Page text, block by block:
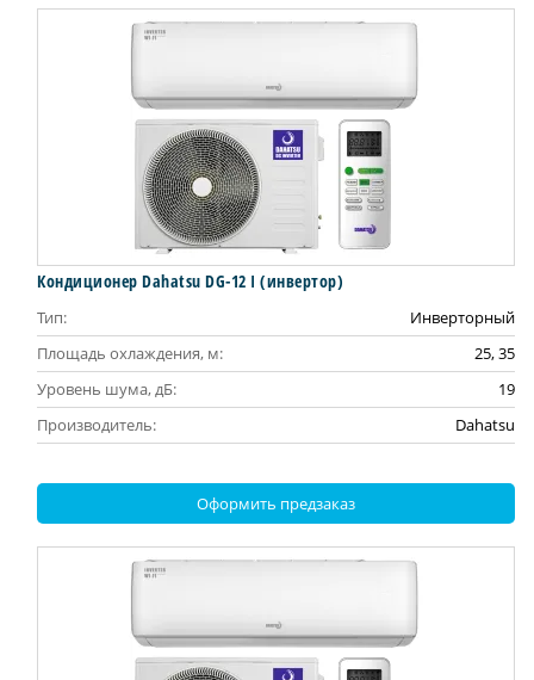
Кондиционер Dahatsu DG-12 I (инвертор)
Тип:
Инверторный
Площадь охлаждения, м:
25, 35
Уровень шума, дБ:
19
Производитель:
Dahatsu
Оформить предзаказ